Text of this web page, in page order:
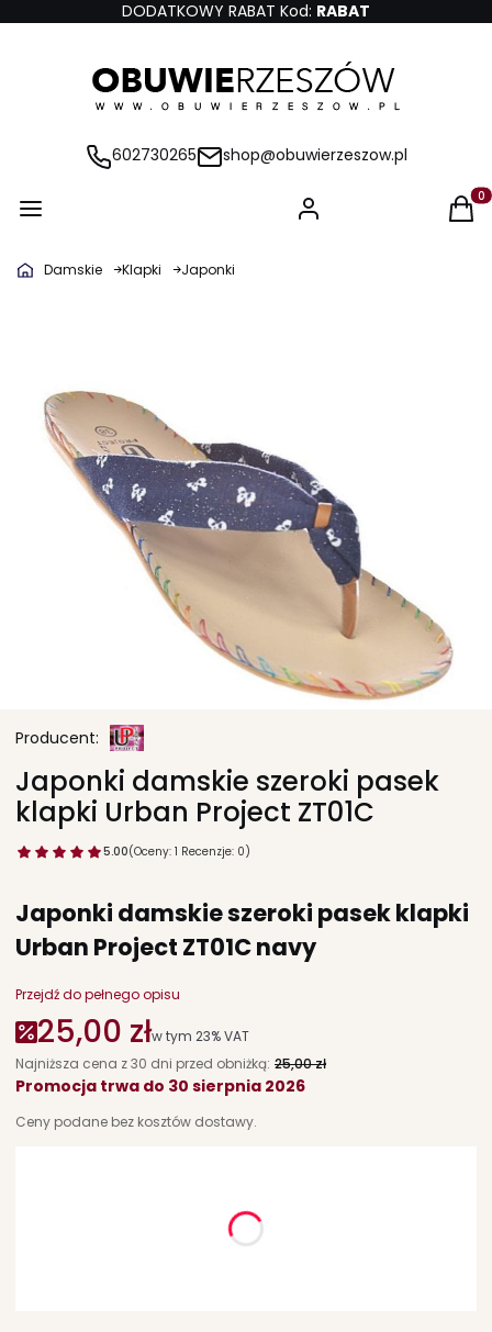
DODATKOWY RABAT Kod: RABAT
602730265 shop@obuwierzeszow.pl
Damskie Klapki Japonki
Japonki damskie szeroki pasek
klapki Urban Project ZT01C
5.00(Oceny: 1 Recenzje: 0)
Japonki damskie szeroki pasek klapki
Urban Project ZT01Cnavy
Przejdź do pełnego opisu
25,00 złw tym 23% VAT
w tym 23%VAT
Najniższa cena z 30 dni przed obniżką: 25,00 zł
Promocja trwa do 30 sierpnia 2026
Ceny podane bez kosztów dostawy.